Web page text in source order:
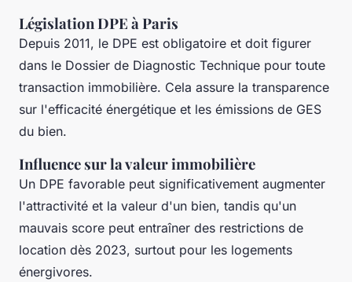
Législation DPE à Paris
Depuis 2011, le DPE est obligatoire et doit figurer
dans le Dossier de Diagnostic Technique pour toute
transaction immobilière. Cela assure la transparence
sur l'efficacité énergétique et les émissions de GES
du bien.
Influence sur la valeur immobilière
Un DPE favorable peut significativement augmenter
l'attractivité et la valeur d'un bien, tandis qu'un
mauvais score peut entraîner des restrictions de
location dès 2023, surtout pour les logements
énergivores.